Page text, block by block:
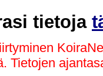
tietoja
Tietojen